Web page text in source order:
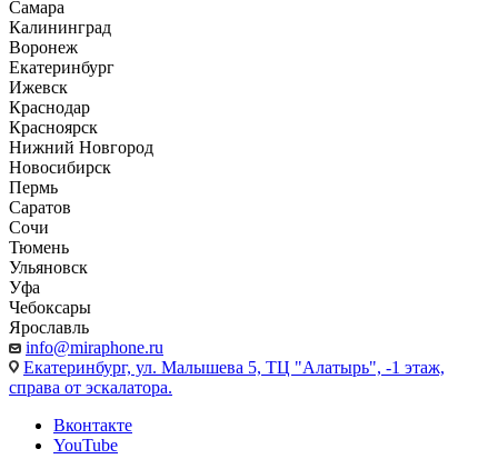
Самара
Калининград
Воронеж
Екатеринбург
Ижевск
Краснодар
Красноярск
Нижний Новгород
Новосибирск
Пермь
Саратов
Сочи
Тюмень
Ульяновск
Уфа
Чебоксары
Ярославль
info@miraphone.ru
Екатеринбург, ул. Малышева 5, ТЦ "Алатырь", -1 этаж,
справа от эскалатора.
Вконтакте
YouTube